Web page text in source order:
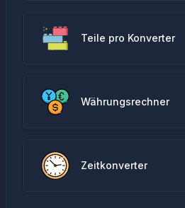
Teile pro Konverter
Währungsrechner
Zeitkonverter